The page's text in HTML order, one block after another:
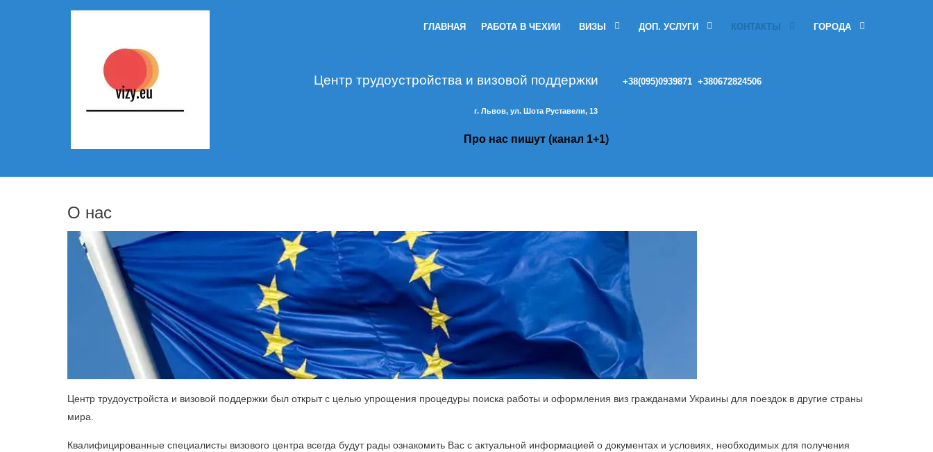
ГЛАВНАЯ РАБОТА В ЧЕХИИ ВИЗЫ ДОП. УСЛУГИ КОНТАКТЫ ГОРОДА
Центр трудоустройства и визовой поддержки +38(095)0939871 +380672824506
г. Львов, ул. Шота Руставели, 13
Про нас пишут (канал 1+1)
О нас
Центр трудоустройста и визовой поддержки был открыт с целью упрощения процедуры поиска работы и оформления виз гражданами Украины для поездок в другие страны
мира.
Квалифицированные специалисты визового центра всегда будут рады ознакомить Вас с актуальной информацией о документах и условиях, необходимых для получения